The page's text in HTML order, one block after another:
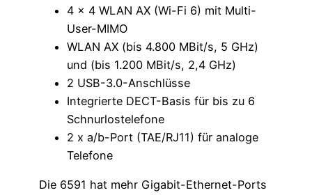
4 x 4 WLAN AX (Wi-Fi 6) mit Multi-
User-MIMO
WLAN AX (bis 4.800 MBit/s, 5 GHz)
und (bis 1.200 MBit/s, 2,4 GHz)
2 USB-3.0-Anschlüsse
Integrierte DECT-Basis für bis zu 6
Schnurlostelefone
2 x a/b-Port (TAE/RJ11) für analoge
Telefone
Die 6591 hat mehr Gigabit-Ethernet-Ports